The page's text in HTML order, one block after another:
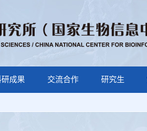
成果 交流合作 研究生